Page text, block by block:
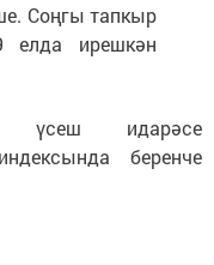
Соңгы тапкыр
елда ирешкән
үсеш идарәсе
беренче